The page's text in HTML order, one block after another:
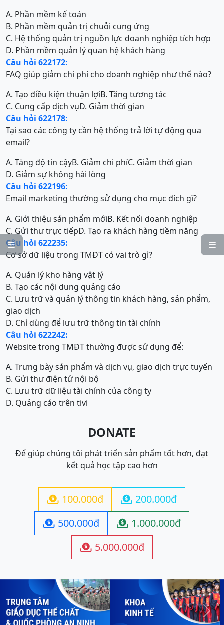


A. Phần mềm kế toán
B. Phần mềm quản trị chuỗi cung ứng
C. Hệ thống quản trị nguồn lực doanh nghiệp tích hợp
D. Phần mềm quản lý quan hệ khách hàng
Câu hỏi 622172:
FAQ giúp giảm chi phí cho doanh nghiệp như thế nào?
A. Tạo điều kiện thuận lợiB. Tăng tương tác
C. Cung cấp dịch vụD. Giảm thời gian
Câu hỏi 622178:
Tại sao các công ty cần hệ thống trả lời tự động qua
email?
A. Tăng độ tin cậyB. Giảm chi phíC. Giảm thời gian
D. Giảm sự không hài lòng
Câu hỏi 622196:
Email marketing thường sử dụng cho mục đích gì?
A. Giới thiệu sản phẩm mớiB. Kết nối doanh nghiệp
C. Gửi thư trực tiếpD. Tạo ra khách hàng tiềm năng
Câu hỏi 622235:
Cơ sở dữ liệu trong TMĐT có vai trò gì?
A. Quản lý kho hàng vật lý
B. Tạo các nội dung quảng cáo
C. Lưu trữ và quản lý thông tin khách hàng, sản phẩm,
giao dịch
D. Chỉ dùng để lưu trữ thông tin tài chính
Câu hỏi 622242:
Website trong TMĐT thường được sử dụng để:
A. Trưng bày sản phẩm và dịch vụ, giao dịch trực tuyến
B. Gửi thư điện tử nội bộ
C. Lưu trữ dữ liệu tài chính của công ty
D. Quảng cáo trên tivi
DONATE
Để giúp chúng tôi phát triển sản phẩm tốt hơn, đạt
kết quả học tập cao hơn
 100.000đ  200.000đ
 500.000đ  1.000.000đ
 5.000.000đ
Previous Next